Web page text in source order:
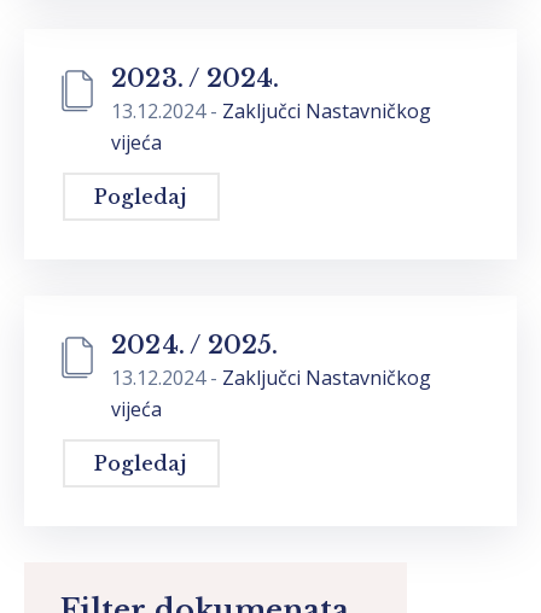
2023. / 2024.
13.12.2024- Zaključci Nastavničkog
vijeća
Pogledaj
2024. / 2025.
13.12.2024- Zaključci Nastavničkog
vijeća
Pogledaj